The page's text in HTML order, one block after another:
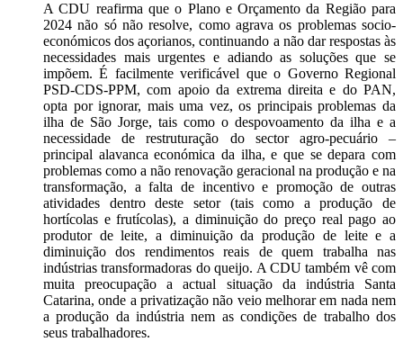
A CDU reafirma que o Plano e Orçamento da Região para
2024 não só não resolve, como agrava os problemas socio-
económicos dos açorianos, continuando a não dar respostas às
necessidades mais urgentes e adiando as soluções que se
impõem. É facilmente verificável que o Governo Regional
PSD-CDS-PPM, com apoio da extrema direita e do PAN,
opta por ignorar, mais uma vez, os principais problemas da
ilha de São Jorge, tais como o despovoamento da ilha e a
necessidade de restruturação do sector agro-pecuário –
principal alavanca económica da ilha, e que se depara com
problemas como a não renovação geracional na produção e na
transformação, a falta de incentivo e promoção de outras
atividades dentro deste setor (tais como a produção de
hortícolas e frutícolas), a diminuição do preço real pago ao
produtor de leite, a diminuição da produção de leite e a
diminuição dos rendimentos reais de quem trabalha nas
indústrias transformadoras do queijo. A CDU também vê com
muita preocupação a actual situação da indústria Santa
Catarina, onde a privatização não veio melhorar em nada nem
a produção da indústria nem as condições de trabalho dos
seus trabalhadores.